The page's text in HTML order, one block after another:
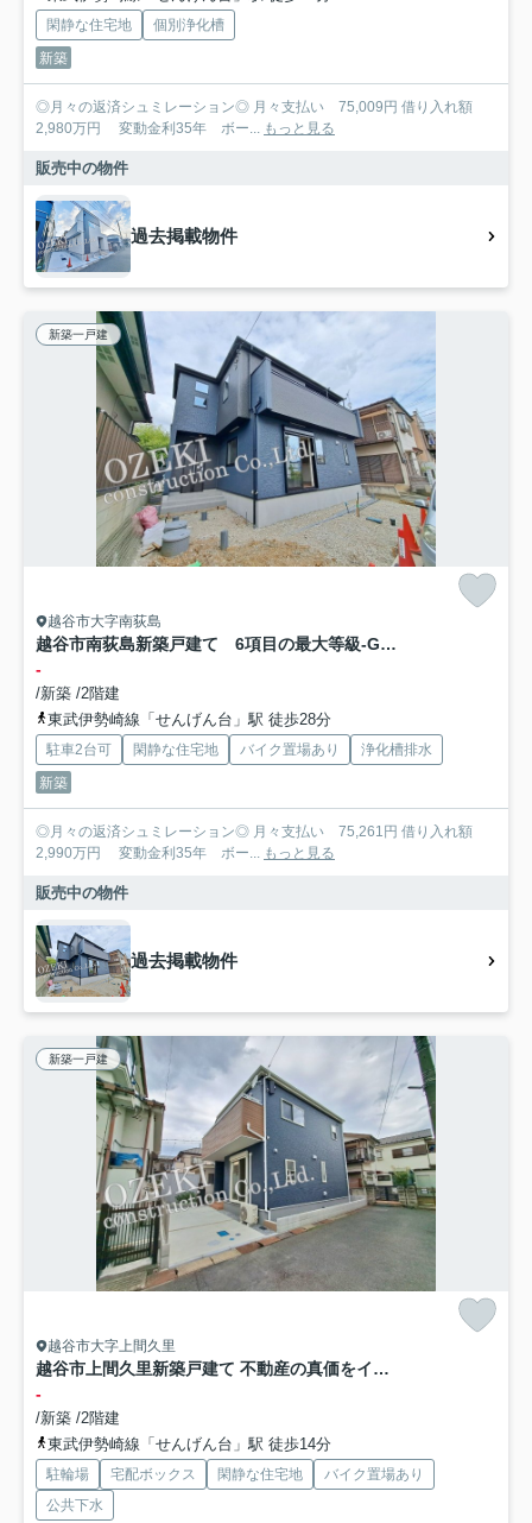
閑静な住宅地
個別浄化槽
新築
◎月々の返済シュミレーション◎ 月々支払い 75,009円 借り入れ額
2,980万円 変動金利35年 ボー...
もっと見る
販売中の物件
過去掲載物件
新築一戸建
越谷市大字南荻島
越谷市南荻島新築戸建て 6項目の最大等級-GRAFAREグラファーレ-
-
/新築 /2階建
東武伊勢崎線「せんげん台」駅 徒歩28分
駐車2台可 閑静な住宅地 バイク置場あり
浄化槽排水
新築
◎月々の返済シュミレーション◎ 月々支払い 75,261円 借り入れ額
2,990万円 変動金利35年 ボー...
もっと見る
販売中の物件
過去掲載物件
新築一戸建
越谷市大字上間久里
越谷市上間久里新築戸建て 不動産の真価をイノベーションする-Livele Fine-
-
/新築 /2階建
東武伊勢崎線「せんげん台」駅 徒歩14分
駐輪場 宅配ボックス 閑静な住宅地
バイク置場あり
公共下水